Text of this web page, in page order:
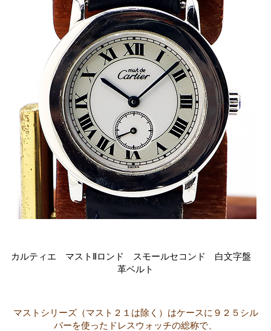
カルティエ マストⅡロンド スモールセコンド 白文字盤
革ベルト
マストシリーズ（マスト２１は除く）はケースに９２５シル
バーを使ったドレスウォッチの総称で、